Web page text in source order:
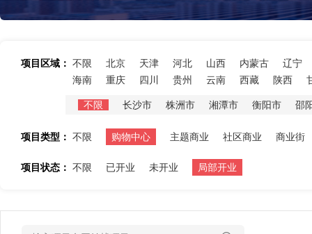
项目区域： 不限 北京 天津 河北 山西 内蒙古
辽宁
海南
重庆 四川 贵州 云南 西藏 陕西
不限 长沙市 株洲市 湘潭市 衡阳市 邵
项目类型： 不限 购物中心 主题商业 社区商业 商业街
项目状态： 不限 已开业 未开业 局部开业